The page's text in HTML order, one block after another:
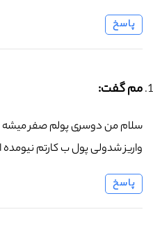
پاسخ
مم گفت:
سلام من دوسری پولم صفر
واریز شدولی پول ب کارتم
پاسخ